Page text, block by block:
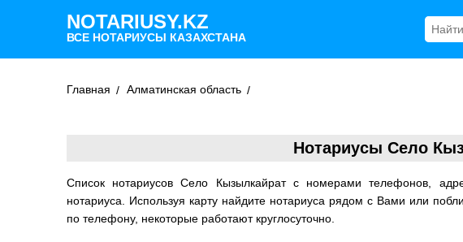
NOTARIUSY.KZ
ВСЕ НОТАРИУСЫ КАЗАХСТАНА
Главная Алматинская область
Нотариусы Село
Список нотариусов Село Кызылкайрат с номерами телефонов,
нотариуса. Используя карту найдите нотариуса рядом с Вами или
по телефону, некоторые работают круглосуточно.